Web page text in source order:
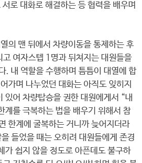
로 대화로 해결하는 등 협력을 배우며
의 맨 뒤에서 차량이동을 통제하는 후
여자스텝 1명과 뒤쳐지는 대원들을
. 내 역할을 수행하며 틈틈이 대열에 합
가며 나누었던 대화는 아직도 잊히지
있어 차량탑승을 권한 대원에게서 “내
계를 극복하는 법을 배우기 위해서 참
한계에 굴복하는 거니까 늦어지더라
들었을 때는 오히려 대원들에게 존경
가 쉽지 않을 정도로 아픈데도 불구하